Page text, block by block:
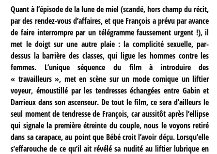
Quant à l’épisode de la lune de miel (scandé, hors champ du récit,
par des rendez-vous d’affaires, et que François a prévu par avance
de faire interrompre par un télégramme faussement urgent !), il
met le doigt sur une autre plaie : la complicité sexuelle, par-
dessus la barrière des classes, qui ligue les hommes contre les
femmes. L’unique séquence du film à introduire des
« travailleurs », met en scène sur un mode comique un liftier
voyeur, émoustillé par les tendresses échangées entre Gabin et
Darrieux dans son ascenseur. De tout le film, ce sera d’ailleurs le
seul moment de tendresse de François, car aussitôt après l’ellipse
qui signale la première étreinte du couple, nous le voyons retiré
dans sa carapace, au point que Bébé croit l’avoir déçu. Lorsqu’elle
s’effarouche de ce qu’il ait révélé sa nudité au liftier lubrique en